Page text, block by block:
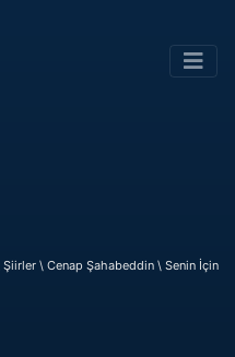
Şiirler \ Cenap Şahabeddin \ Senin İçin